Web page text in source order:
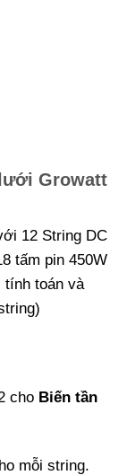
Growatt
12 String DC
tấm pin 450W
tính toán và
cho Biến tần
mỗi string.